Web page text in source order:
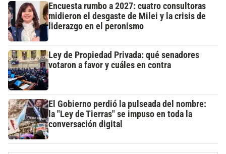
Encuesta rumbo a 2027: cuatro consultoras
midieron el desgaste de Milei y la crisis de
liderazgo en el peronismo
Ley de Propiedad Privada: qué senadores
votaron a favor y cuáles en contra
El Gobierno perdió la pulseada del nombre:
la "Ley de Tierras" se impuso en toda la
conversación digital